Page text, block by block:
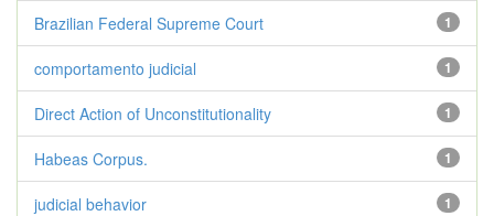
1
Brazilian Federal Supreme Court
1
comportamento judicial
1
Direct Action of Unconstitutionality
1
Habeas Corpus.
1
judicial behavior